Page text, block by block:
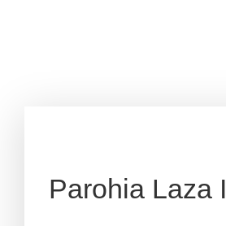
Parohia Laza I